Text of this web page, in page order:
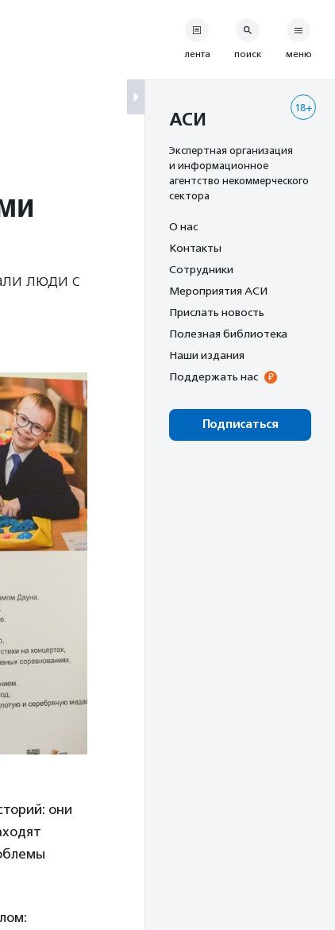
люди с
они
лента поиск меню
18+
АСИ
Экспертная организация
и информационное
агентство некоммерческого
сектора
О нас
Контакты
Сотрудники
Мероприятия АСИ
Прислать новость
Полезная библиотека
Наши издания
Поддержать нас
Подписаться